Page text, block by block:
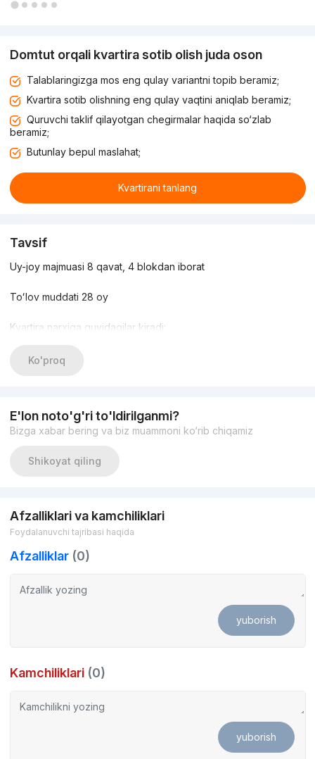
Domtut orqali kvartira sotib olish juda oson
Talablaringizga mos eng qulay variantni topib beramiz;
Kvartira sotib olishning eng qulay vaqtini aniqlab beramiz;
Quruvchi taklif qilayotgan chegirmalar haqida so‘zlab
beramiz;
Butunlay bepul maslahat;
Kvartirani tanlang
Tavsif
Uy-joy majmuasi 8 qavat, 4 blokdan iborat
Toʻlov muddati 28 oy
Kvartira narxiga quyidagilar kiradi:
Kirish temir eshik
Issiq suv va isitish uchun ikki pallali qozon
Gaz silikat bloki
Havo blokirovkalari
Shift balandligi 3,1 m
Ko'proq
E'lon noto'g'ri to'ldirilganmi?
Bizga xabar bering va biz muammoni ko‘rib chiqamiz
Shikoyat qiling
Afzalliklari va kamchiliklari
Foydalanuvchi tajribasi haqida
Afzalliklar (0)
yuborish
Kamchiliklari (0)
yuborish